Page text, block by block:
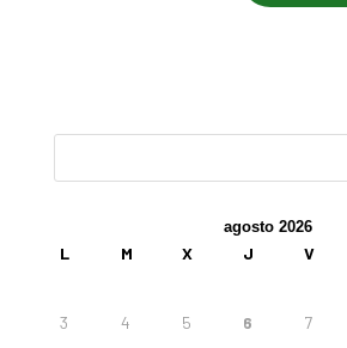
agosto 2026
L M X J V
3
4 5 6 7